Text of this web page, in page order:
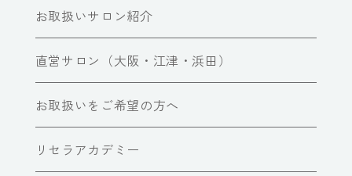
お取扱いサロン紹介
直営サロン（大阪・江津・浜田）
お取扱いをご希望の方へ
リセラアカデミー